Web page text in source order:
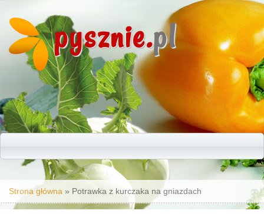
pysznie.pl
Jesteś tutaj
Strona główna » Potrawka z kurczaka na gniazdach